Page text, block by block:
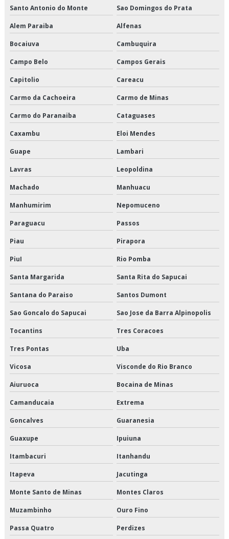
Logística de alimentos congelados em sp
Logística de alimentos congelados são paulo
Logística de alimentos congelados valor
Logística de alimentos em sp
Logística de alimentos são paulo
Logística de alimentos valor
Logística de entrega de alimentos
Logística especializada em cargas climatizadas
Logística especializada em cargas climatizadas em são paulo
Logística especializada em cargas climatizadas sp
Logística para empresas de alimentos
Logística para perecíveis em são paulo
Logística para perecíveis preço
Logística para perecíveis valor
Orçamento de armazenagem de produtos perecíveis
Orçamento de distribuição de alimentos climatizados
Orçamento de distribuição de alimentos congelados
Orçamento de distribuição de alimentos refrigerados
Orçamento de entrega de congelados
Orçamento de entrega de perecíveis
Orçamento de entrega de refrigerados
Santo Antonio do Monte Sao Domingos do Prata
Alem Paraiba Alfenas
Bocaiuva Cambuquira
Campo Belo Campos Gerais
Capitolio Careacu
Carmo da Cachoeira Carmo de Minas
Carmo do Paranaiba Cataguases
Caxambu Eloi Mendes
Guape Lambari
Lavras Leopoldina
Machado Manhuacu
Manhumirim Nepomuceno
Paraguacu Passos
Piau Pirapora
PiuI Rio Pomba
Santa Margarida Santa Rita do Sapucai
Santana do Paraiso Santos Dumont
Sao Goncalo do Sapucai Sao Jose da Barra Alpinopolis
Tocantins Tres Coracoes
Tres Pontas Uba
Vicosa Visconde do Rio Branco
Aiuruoca Bocaina de Minas
Camanducaia Extrema
Goncalves Guaranesia
Guaxupe Ipuiuna
Itambacuri Itanhandu
Itapeva Jacutinga
Monte Santo de Minas Montes Claros
Muzambinho Ouro Fino
Passa Quatro Perdizes